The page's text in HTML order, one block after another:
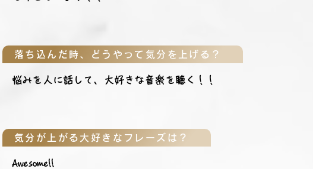
落ち込んだ時、どうやって気分を上げる？
悩みを人に話して、大好きな音楽を聴く！！
気分が上がる大好きなフレーズは？
Awesome!!